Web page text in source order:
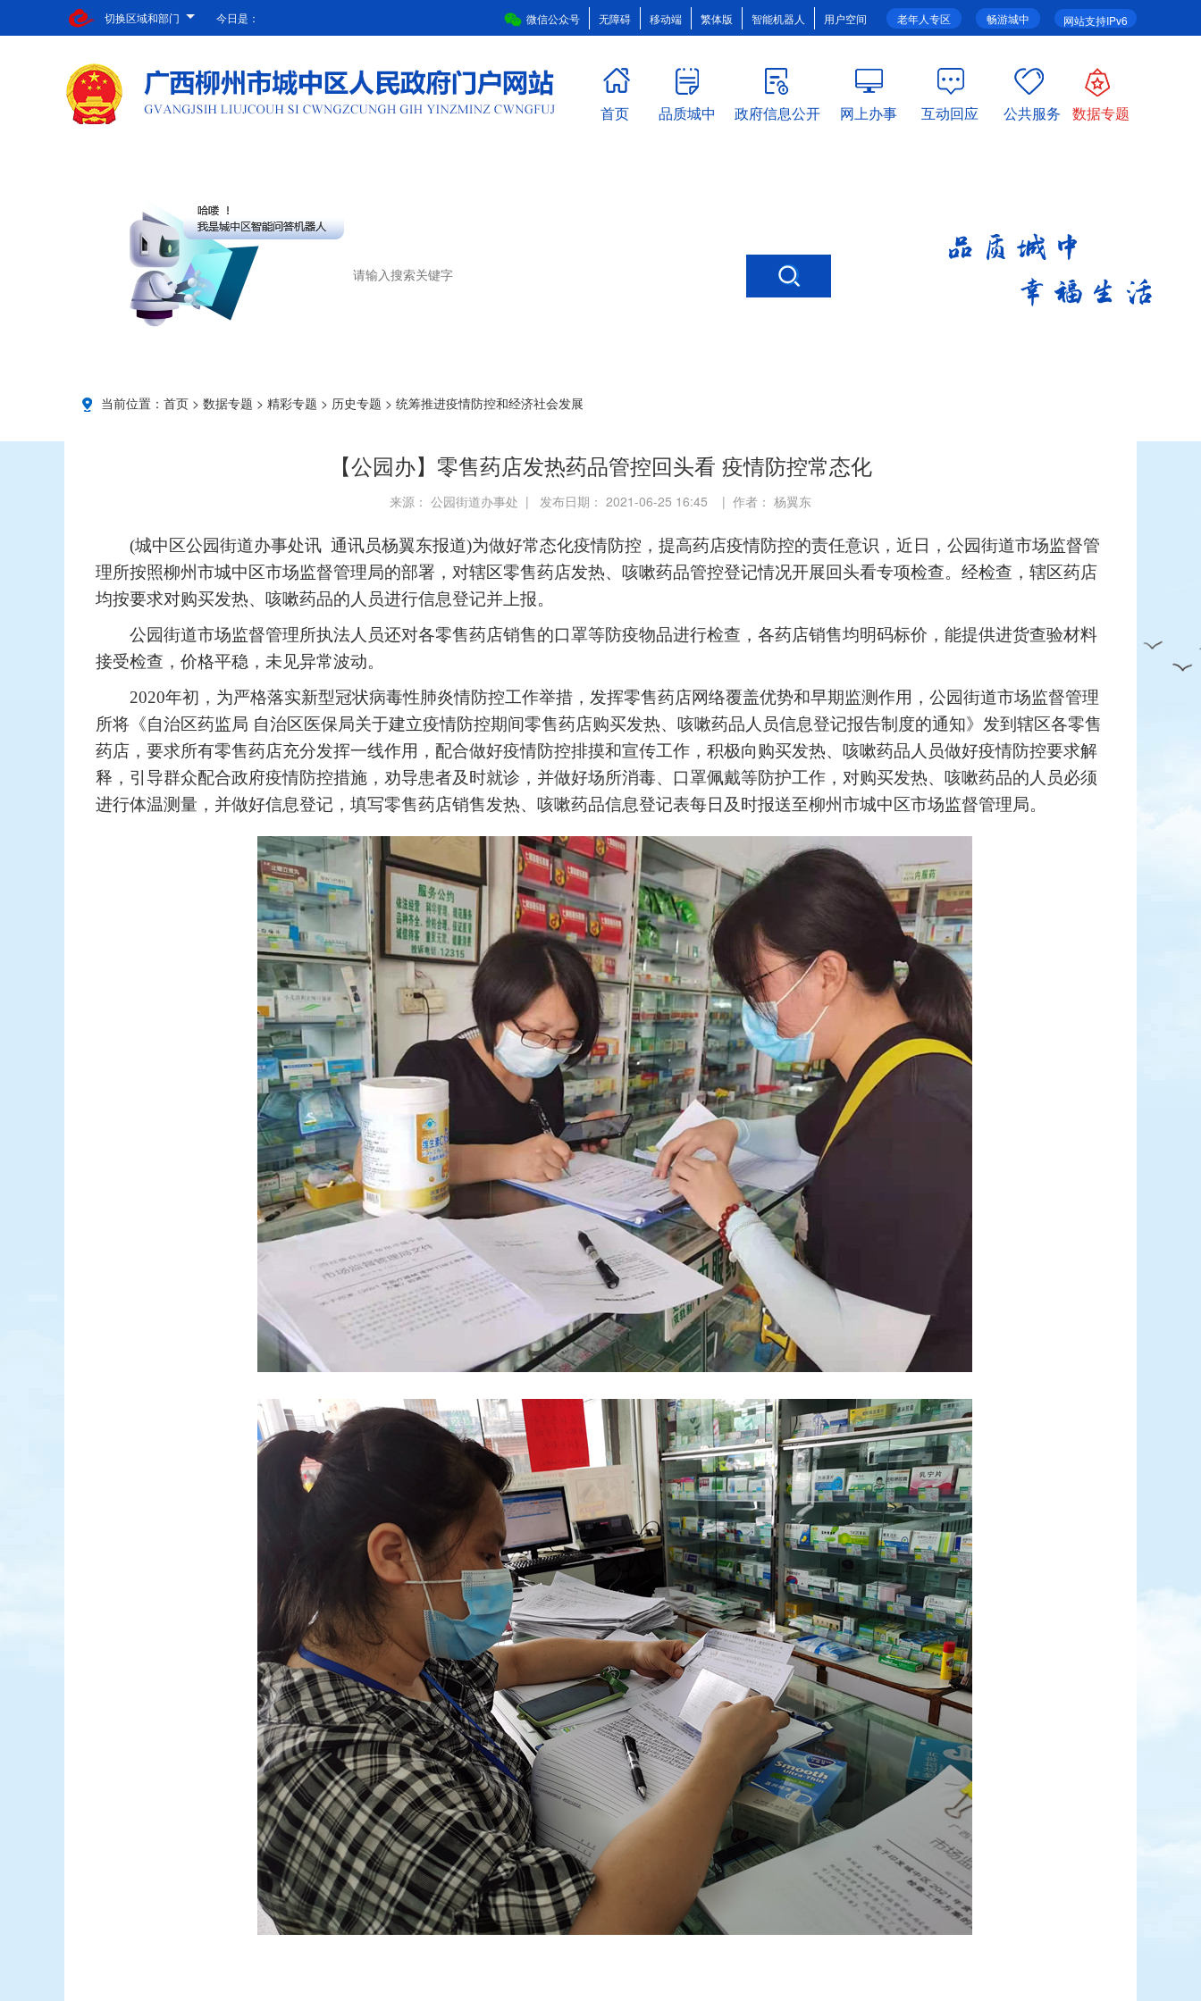
切换区域和部门 网站支持IPv6
畅游城中
老年人专区
微信公众号 无障碍 移动端 繁体版 智能机器人 用户空间
今日是：
首页 品质城中 政府信息公开 网上办事 互动回应 公共服务 数据专题
当前位置： 首页 > 数据专题 > 精彩专题 > 历史专题 > 统筹推进疫情防控和经济社会发展
【公园办】零售药店发热药品管控回头看 疫情防控常态化
来源： 公园街道办事处 | 发布日期： 2021-06-25 16:45 | 作者： 杨翼东
(城中区公园街道办事处讯 通讯员杨翼东报道)为做好常态化疫情防控，提高药店疫情防控的责任意识，近日，公园街道市场监督管
理所按照柳州市城中区市场监督管理局的部署，对辖区零售药店发热、咳嗽药品管控登记情况开展回头看专项检查。经检查，辖区药店
均按要求对购买发热、咳嗽药品的人员进行信息登记并上报。
公园街道市场监督管理所执法人员还对各零售药店销售的口罩等防疫物品进行检查，各药店销售均明码标价，能提供进货查验材料
接受检查，价格平稳，未见异常波动。
2020年初，为严格落实新型冠状病毒性肺炎情防控工作举措，发挥零售药店网络覆盖优势和早期监测作用，公园街道市场监督管理
所将《自治区药监局 自治区医保局关于建立疫情防控期间零售药店购买发热、咳嗽药品人员信息登记报告制度的通知》发到辖区各零售
药店，要求所有零售药店充分发挥一线作用，配合做好疫情防控排摸和宣传工作，积极向购买发热、咳嗽药品人员做好疫情防控要求解
释，引导群众配合政府疫情防控措施，劝导患者及时就诊，并做好场所消毒、口罩佩戴等防护工作，对购买发热、咳嗽药品的人员必须
进行体温测量，并做好信息登记，填写零售药店销售发热、咳嗽药品信息登记表每日及时报送至柳州市城中区市场监督管理局。